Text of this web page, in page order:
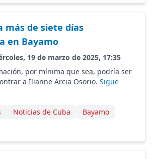
más de siete días
en Bayamo
19 de marzo de 2025, 17:35
por mínima que sea, podría ser
a Ilianne Arcia Osorio. Sigue
Noticias de Cuba
Bayamo